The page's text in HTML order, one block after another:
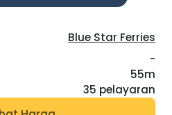
Blue Star Ferries
-
55m
35 pelayaran